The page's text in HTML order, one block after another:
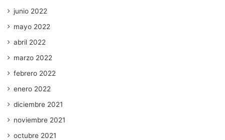
junio 2022
mayo 2022
abril 2022
marzo 2022
febrero 2022
enero 2022
diciembre 2021
noviembre 2021
octubre 2021